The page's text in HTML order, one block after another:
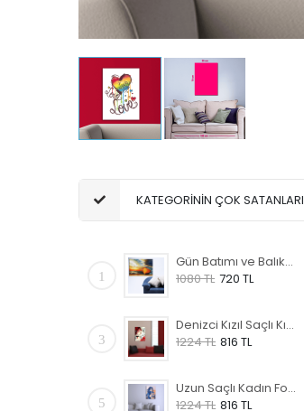
KATEGORİNİN ÇOK SATANLARI
1
Gün Batımı ve Balıkçı Sandalı Forex Tablo
1080 TL 720 TL
3
Denizci Kızıl Saçlı Kız Forex Tablo
1224 TL 816 TL
5
Uzun Saçlı Kadın Forex Tablo
1224 TL 816 TL